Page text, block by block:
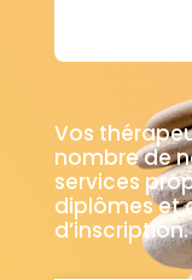
Vos
nombre de
services
diplômes et